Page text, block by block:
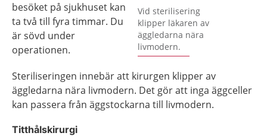
Förstora bilden
Vid sterilisering
klipper läkaren av
äggledarna nära
livmodern.
besöket på sjukhuset kan
ta två till fyra timmar. Du
är sövd under
operationen.
Steriliseringen innebär att kirurgen klipper av
äggledarna nära livmodern. Det gör att inga äggceller
kan passera från äggstockarna till livmodern.
Titthålskirurgi